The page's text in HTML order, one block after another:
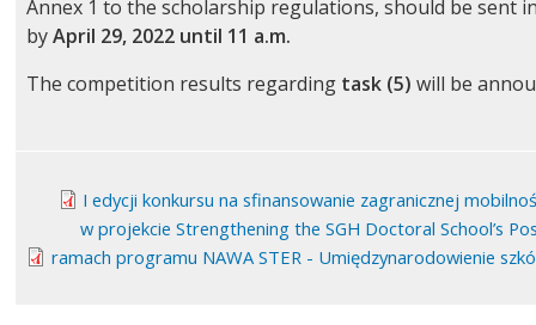
Annex 1 to the scholarship regulations, should be
byApril 29, 2022 until 11 a.m.
The competition results regarding task (5) will be
I edycji konkursu na sfinansowanie zagranicznej
w projekcie Strengthening the SGH Doctoral School’s
ramach programu NAWA STER - Umiędzynarodowienie